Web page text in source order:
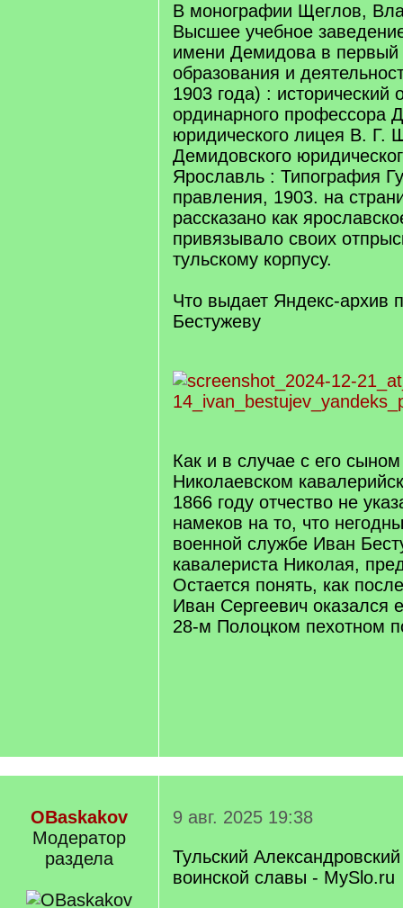
В монографии Щеглов,
Высшее учебное
имени Демидова в первый
образования и
1903 года) : исторический
ординарного профессора
юридического лицея В. Г.
Демидовского
Ярославль : Типография
правления, 1903. на
рассказано как
привязывало своих
тульскому корпусу.
Что выдает Яндекс-архив
Бестужеву
Как и в случае с его
Николаевском
1866 году отчество не
намеков на то, что
военной службе Иван
кавалериста Николая,
Остается понять, как
Иван Сергеевич оказался
28-м Полоцком пехотном
OBaskakov
Модератор
раздела
9 авг. 2025 19:38
Тульский
воинской славы - MySlo.ru